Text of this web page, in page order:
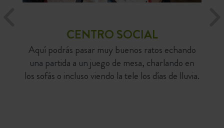
CENTRO SOCIAL
Aquí podrás pasar muy buenos ratos echando
una partida a un juego de mesa, charlando en
los sofás o incluso viendo la tele los días de lluvia.